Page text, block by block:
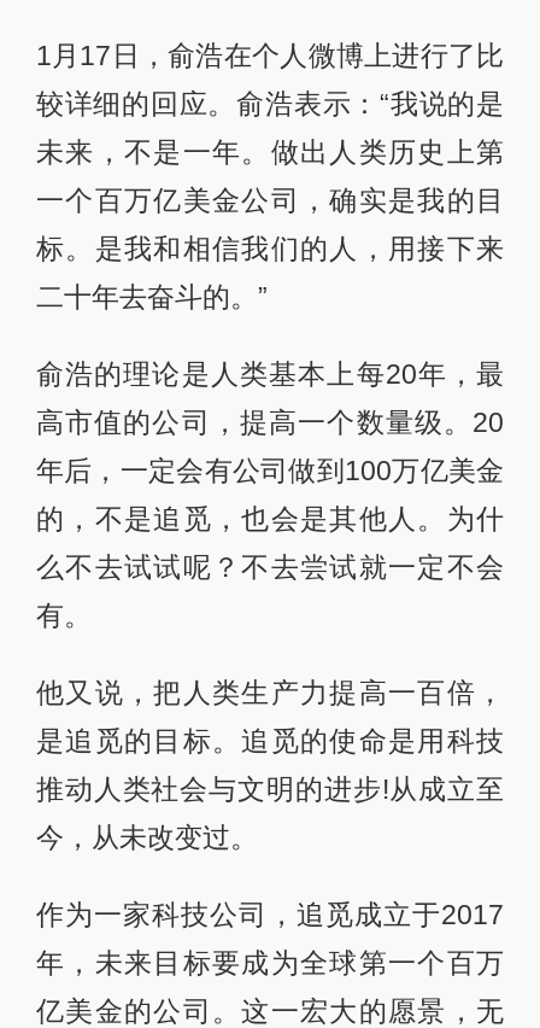
1月17日，俞浩在个人微博上进行了比
较详细的回应。俞浩表示：“我说的是
未来，不是一年。做出人类历史上第
一个百万亿美金公司，确实是我的目
标。是我和相信我们的人，用接下来
二十年去奋斗的。”
俞浩的理论是人类基本上每20年，最
高市值的公司，提高一个数量级。20
年后，一定会有公司做到100万亿美金
的，不是追觅，也会是其他人。为什
么不去试试呢？不去尝试就一定不会
有。
他又说，把人类生产力提高一百倍，
是追觅的目标。追觅的使命是用科技
推动人类社会与文明的进步!从成立至
今，从未改变过。
作为一家科技公司，追觅成立于2017
年，未来目标要成为全球第一个百万
亿美金的公司。这一宏大的愿景，无